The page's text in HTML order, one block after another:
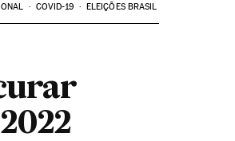
COVID-19 ELEIÇÕES BRASIL